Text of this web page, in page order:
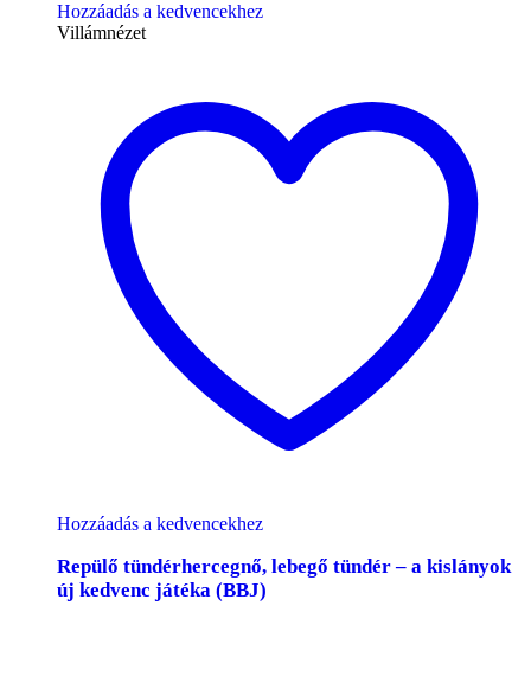
Hozzáadás a kedvencekhez
Villámnézet
Hozzáadás a kedvencekhez
Repülő tündérhercegnő, lebegő tündér – a kislányok
új kedvenc játéka (BBJ)